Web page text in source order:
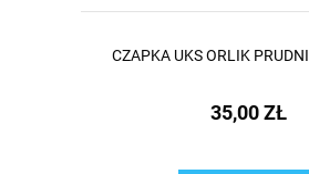
CZAPKA UKS ORLIK
35,00 ZŁ